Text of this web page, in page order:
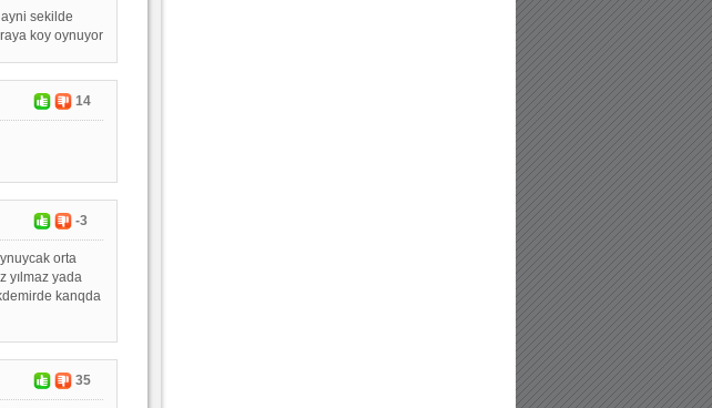
sekilde
koy oynuyor
14
-3
orta
yılmaz yada
kanqda
35